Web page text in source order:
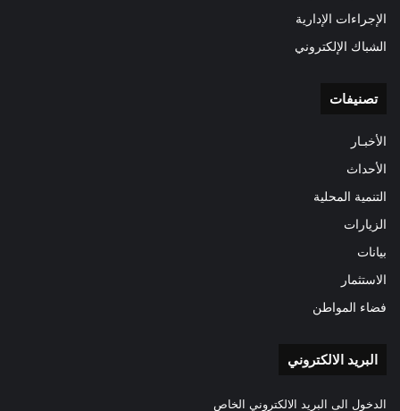
الإجراءات الإدارية
الشباك الإلكتروني
تصنيفات
الأخبـار
الأحداث
التنمية المحلية
الزيارات
بيانات
الاستثمار
فضاء المواطن
البريد الالكتروني
الدخول الى البريد الالكتروني الخاص